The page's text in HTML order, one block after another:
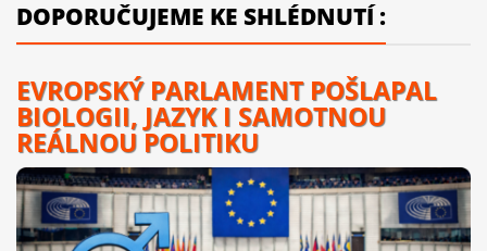
DOPORUČUJEME KE SHLÉDNUTÍ :
EVROPSKÝ PARLAMENT POŠLAPAL
BIOLOGII, JAZYK I SAMOTNOU
REÁLNOU POLITIKU